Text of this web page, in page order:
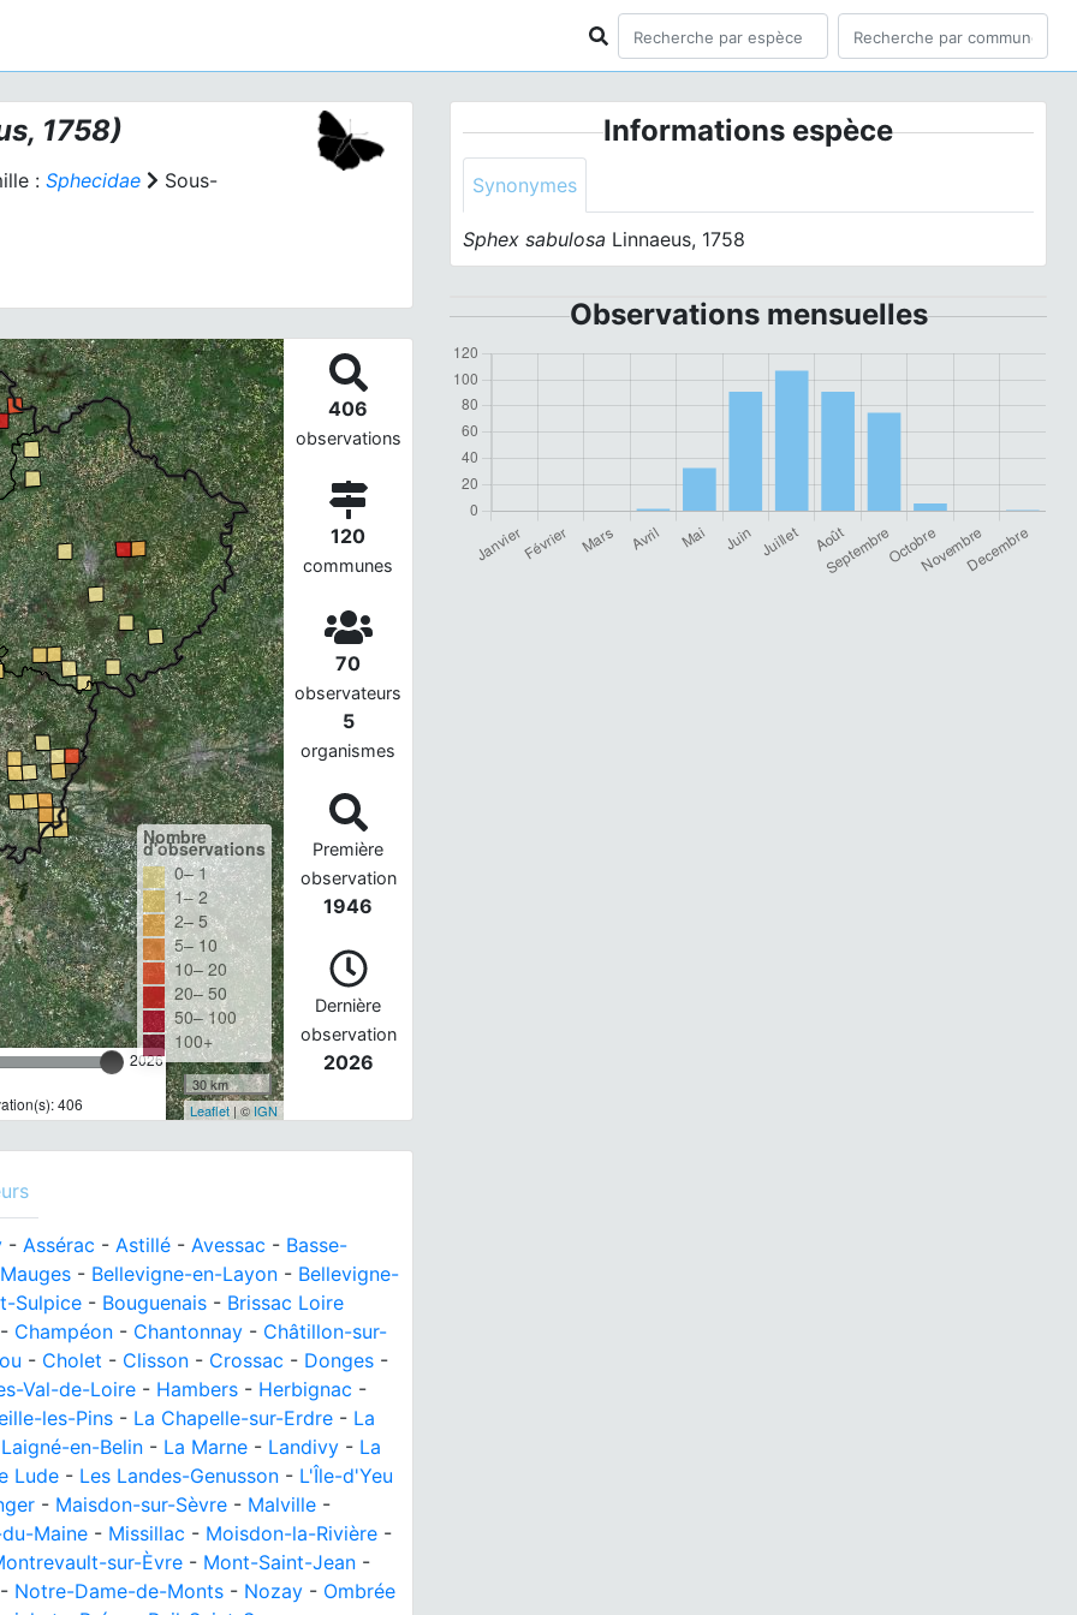
1758)
: Sphecidae Sous-
2026
406
Nombre
d'observations
0– 1
1– 2
2– 5
5– 10
10– 20
20– 50
50– 100
100+
30 km
Leaflet| © IGN
406
observations
120
communes
70
observateurs
5
organismes
Première
observation
1946
Dernière
observation
2026
- Assérac - Astillé - Avessac - Basse-
- Bellevigne-en-Layon - Bellevigne-
Sulpice - Bouguenais - Brissac Loire
Champéon - Chantonnay - Châtillon-sur-
- Cholet - Clisson - Crossac - Donges -
Val-de-Loire - Hambers - Herbignac -
les-Pins - La Chapelle-sur-Erdre - La
Laigné-en-Belin - La Marne - Landivy - La
Lude - Les Landes-Genusson - L'Île-d'Yeu
- Maisdon-sur-Sèvre - Malville -
Maine - Missillac - Moisdon-la-Rivière -
sur-Èvre - Mont-Saint-Jean -
Notre-Dame-de-Monts - Nozay - Ombrée
Informations espèce
Synonymes
Sphex sabulosa Linnaeus, 1758
Observations mensuelles